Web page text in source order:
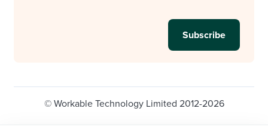
© Workable Technology Limited 2012-2026